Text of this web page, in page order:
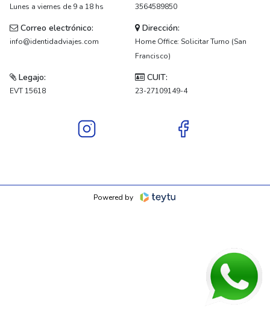
Lunes a viernes de 9 a 18 hs 3564589850
Correo electrónico:
info@identidadviajes.com
Dirección:
Home Office: Solicitar Turno (San
Francisco)
Legajo:
EVT 15618
CUIT:
23-27109149-4
Powered by